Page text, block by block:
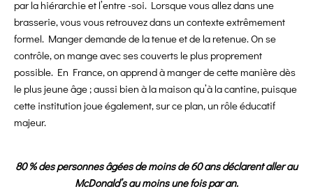
par la hiérarchie et l’entre -soi. Lorsque vous allez dans une
brasserie, vous vous retrouvez dans un contexte extrêmement
formel. Manger demande de la tenue et de la retenue. On se
contrôle, on mange avec ses couverts le plus proprement
possible. En France, on apprend à manger de cette manière dès
le plus jeune âge ; aussi bien à la maison qu’à la cantine, puisque
cette institution joue également, sur ce plan, un rôle éducatif
majeur.
80 % des personnes âgées de moins de 60 ans déclarent aller au
McDonald’s au moins une fois par an.